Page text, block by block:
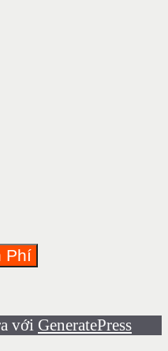
với GeneratePress